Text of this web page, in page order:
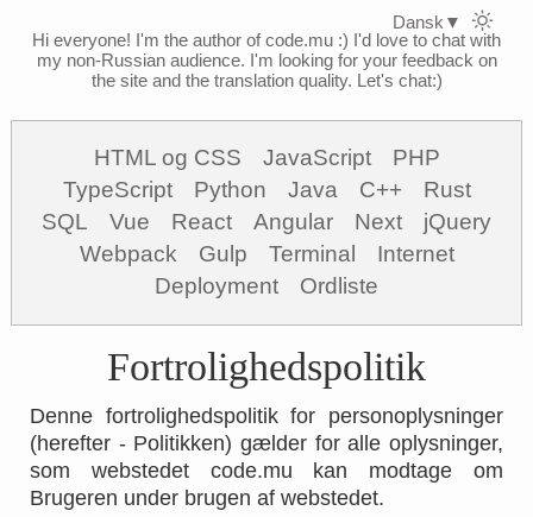
Hi everyone! I'm the author of code.mu :) I'd love to chat with
my non-Russian audience. I'm looking for your feedback on
the site and the translation quality. Let's chat:)
HTML og CSS JavaScript
PHP
TypeScript
Python Java C++
Rust
SQL
Vue React Angular Next
jQuery
Webpack
Gulp Terminal
Internet
Deployment
Ordliste
Fortrolighedspolitik
Denne fortrolighedspolitik for personoplysninger
(herefter - Politikken) gælder for alle oplysninger,
som webstedet code.mu kan modtage om
Brugeren under brugen af webstedet.
Dansk ▼